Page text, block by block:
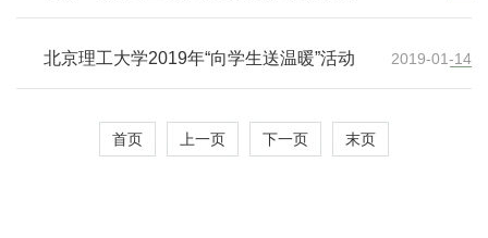
北京理工大学2019年“向学生送温暖”活动 2019-01-14
首页 上一页 下一页 末页